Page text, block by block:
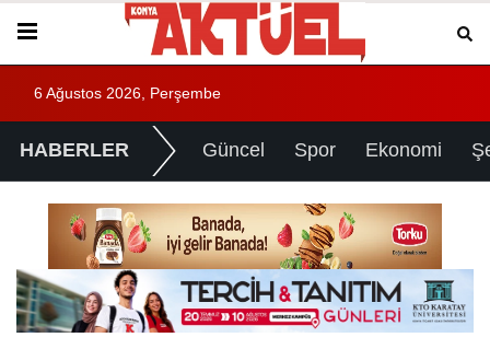
6 Ağustos 2026, Perşembe
HABERLER Güncel Spor Ekonomi